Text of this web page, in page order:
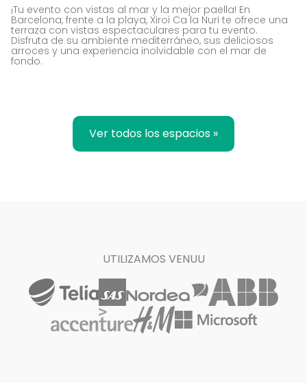
¡Tu evento con vistas al mar y la mejor paella! En
Barcelona, frente a la playa, Xiroi Ca la Nuri te ofrece una
terraza con vistas espectaculares para tu evento.
Disfruta de su ambiente mediterráneo, sus deliciosos
arroces y una experiencia inolvidable con el mar de
fondo.
Ver todos los espacios »
UTILIZAMOS VENUU